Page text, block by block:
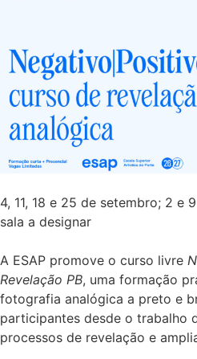
4, 11, 18 e 25 de setembro; 2 e
sala a designar
A ESAP promove o curso livre
Revelação PB, uma formação
fotografia analógica a preto e
participantes desde o trabalho
processos de revelação e